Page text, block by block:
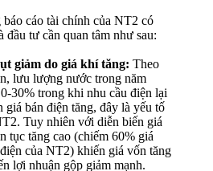
cáo tài chính của NT2 có
đầu tư cần quan tâm như sau:
giảm do giá khí tăng: Theo
lưu lượng nước trong năm
30% trong khi nhu cầu điện lại
giá bán điện tăng, đây là yếu tố
Tuy nhiên với diễn biến giá
tục tăng cao (chiếm 60% giá
của NT2) khiến giá vốn tăng
lợi nhuận gộp giảm mạnh.